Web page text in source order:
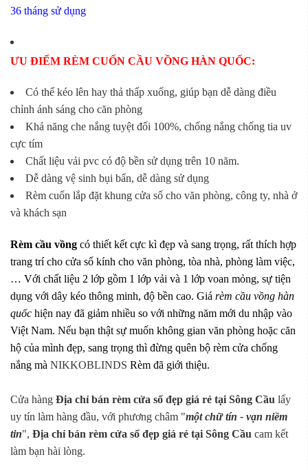
36 tháng sử dụng
ƯU ĐIỂM RÈM CUỐN CẦU VỒNG HÀN QUỐC:
Có thể kéo lên hay thả thấp xuống, giúp bạn dễ dàng điều
chỉnh ánh sáng cho căn phòng
Khả năng che nắng tuyệt đối 100%, chống nắng chống tia uv
cực tím
Chất liệu vải pvc có độ bền sử dụng trên 10 năm.
Dễ dàng vệ sinh bụi bẩn, dễ dàng sử dụng
Rèm cuốn lắp đặt khung cửa sổ cho văn phòng, công ty, nhà ở
và khách sạn
Rèm cầu vồng có thiết kết cực kì đẹp và sang trọng, rất thích hợp
trang trí cho cửa sổ kính cho văn phòng, tòa nhà, phòng làm việc,
… Với chất liệu 2 lớp gồm 1 lớp vải và 1 lớp voan mỏng, sự tiện
dụng với dây kéo thông minh, độ bền cao. Giá rèm cầu vồng hàn
quốc hiện nay đã giảm nhiều so với những năm mới du nhập vào
Việt Nam. Nếu bạn thật sự muốn không gian văn phòng hoặc căn
hộ của mình đẹp, sang trọng thì đừng quên bộ rèm cửa chống
nắng mà NIKKOBLINDS Rèm đã giới thiệu.
Cửa hàng Địa chỉ bán rèm cửa sổ đẹp giá rẻ tại Sông Cầu lấy
uy tín làm hàng đầu, với phương châm "một chữ tín - vạn niềm
tin", Địa chỉ bán rèm cửa sổ đẹp giá rẻ tại Sông Cầu cam kết
làm bạn hài lòng.